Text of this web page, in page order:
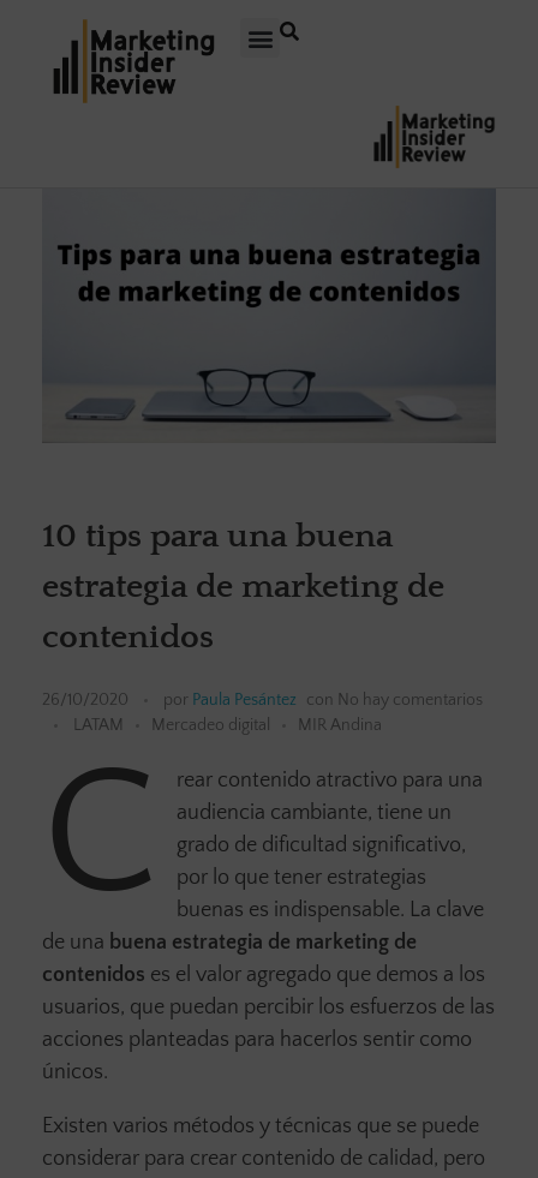
10 tips para una buena
estrategia de marketing de
contenidos
26/10/2020 por Paula Pesántez con No hay comentarios
LATAM
Mercadeo digital MIR Andina
C
rear contenido atractivo para una
audiencia cambiante, tiene un
grado de dificultad significativo,
por lo que tener estrategias
buenas es indispensable. La clave
de una buena estrategia de marketing de
contenidos es el valor agregado que demos a los
usuarios, que puedan percibir los esfuerzos de las
acciones planteadas para hacerlos sentir como
únicos.
Existen varios métodos y técnicas que se puede
considerar para crear contenido de calidad, pero